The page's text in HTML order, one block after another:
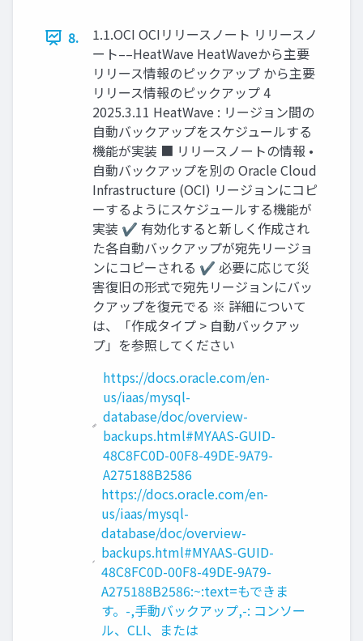
8.
1.1.OCI OCIリリースノート リリースノ
ート––HeatWave HeatWaveから主要
リリース情報のピックアップ から主要
リリース情報のピックアップ 4
2025.3.11 HeatWave : リージョン間の
自動バックアップをスケジュールする
機能が実装 ■ リリースノートの情報 •
自動バックアップを別の Oracle Cloud
Infrastructure (OCI) リージョンにコピ
ーするようにスケジュールする機能が
実装 ✔ 有効化すると新しく作成され
た各自動バックアップが宛先リージョ
ンにコピーされる ✔ 必要に応じて災
害復旧の形式で宛先リージョンにバッ
クアップを復元でる ※ 詳細について
は、「作成タイプ > 自動バックアッ
プ」を参照してください
https://docs.oracle.com/en-
us/iaas/mysql-
database/doc/overview-
backups.html#MYAAS-GUID-
48C8FC0D-00F8-49DE-9A79-
A275188B2586
https://docs.oracle.com/en-
us/iaas/mysql-
database/doc/overview-
backups.html#MYAAS-GUID-
48C8FC0D-00F8-49DE-9A79-
A275188B2586:~:text=もできま
す。-,手動バックアップ,-: コンソー
ル、CLI、または